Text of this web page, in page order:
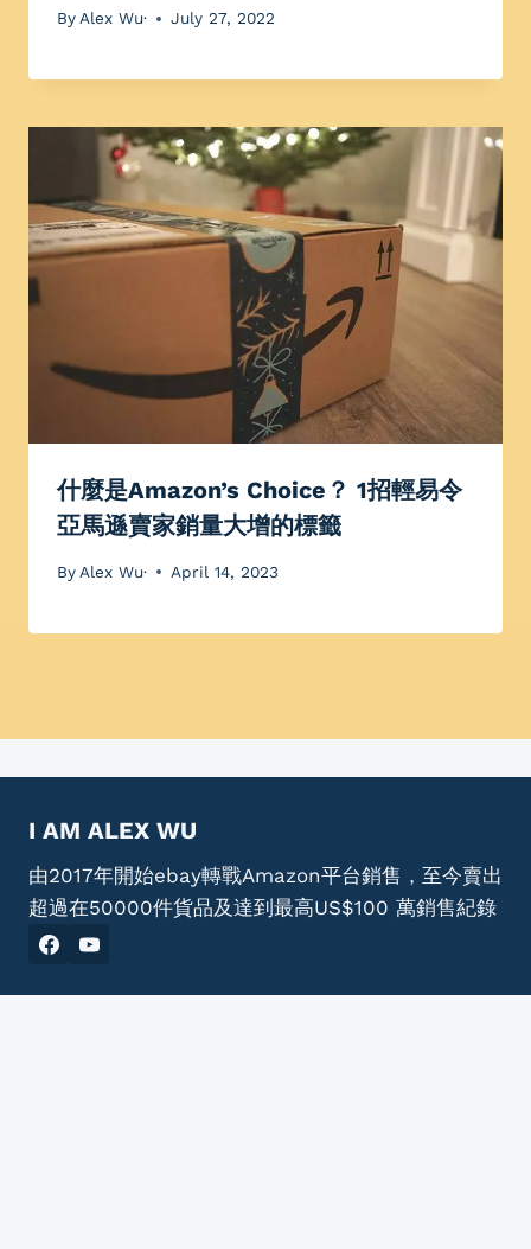
ByAlex Wu· July 27, 2022
什麼是Amazon’s Choice？ 1招輕易令
亞馬遜賣家銷量大增的標籤
By Alex Wu· April 14, 2023
I AM ALEX WU
由2017年開始ebay轉戰Amazon平台銷售，至今賣出
超過在50000件貨品及達到最高US$100 萬銷售紀錄